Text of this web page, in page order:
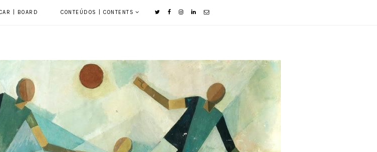
| BOARD CONTEÚDOS | CONTENTS